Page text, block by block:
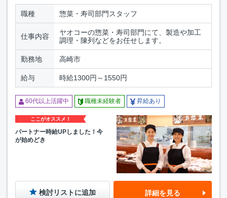
職種 惣菜・寿司部門スタッフ
仕事内容
ヤオコーの惣菜・寿司部門にて、製造や加工
調理・陳列などをお任せします。
勤務地 高崎市
給与 時給1300円～1550円
60代以上活躍中 職種未経験者 昇給あり
ここがオススメ！
パートナー時給UPしました！今
が始めどき
検討リストに追加 詳細を見る